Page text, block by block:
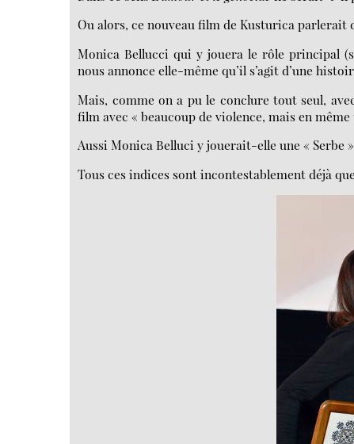
Ou alors, ce nouveau film de Kusturica parlerait
Monica Bellucci qui y jouera le rôle principal
nous annonce elle-même qu’il s’agit d’une
Mais, comme on a pu le conclure tout seul,
film avec « beaucoup de violence, mais en
Aussi Monica Belluci y jouerait-elle une « Serbe
Tous ces indices sont incontestablement déjà